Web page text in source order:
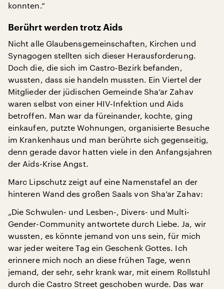
konnten.“
Berührt werden trotz Aids
Nicht alle Glaubensgemeinschaften, Kirchen und
Synagogen stellten sich dieser Herausforderung.
Doch die, die sich im Castro-Bezirk befanden,
wussten, dass sie handeln mussten. Ein Viertel der
Mitglieder der jüdischen Gemeinde Sha‘ar Zahav
waren selbst von einer HIV-Infektion und Aids
betroffen. Man war da füreinander, kochte, ging
einkaufen, putzte Wohnungen, organisierte Besuche
im Krankenhaus und man berührte sich gegenseitig,
denn gerade davor hatten viele in den Anfangsjahren
der Aids-Krise Angst.
Marc Lipschutz zeigt auf eine Namenstafel an der
hinteren Wand des großen Saals von Sha‘ar Zahav:
„Die Schwulen- und Lesben-, Divers- und Multi-
Gender-Community antwortete durch Liebe. Ja, wir
wussten, es könnte jemand von uns sein, für mich
war jeder weitere Tag ein Geschenk Gottes. Ich
erinnere mich noch an diese frühen Tage, wenn
jemand, der sehr, sehr krank war, mit einem Rollstuhl
durch die Castro Street geschoben wurde. Das war